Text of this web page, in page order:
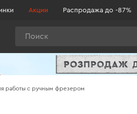
Акции Распродажа до -87%
работы с ручным фрезером